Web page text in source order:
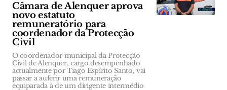
Câmara de Alenquer aprova
novo estatuto
remuneratório para
coordenador da Protecção
Civil
O coordenador municipal da Protecção
Civil de Alenquer, cargo desempenhado
actualmente por Tiago Espírito Santo, vai
passar a auferir uma remuneração
equiparada à de um dirigente intermédio